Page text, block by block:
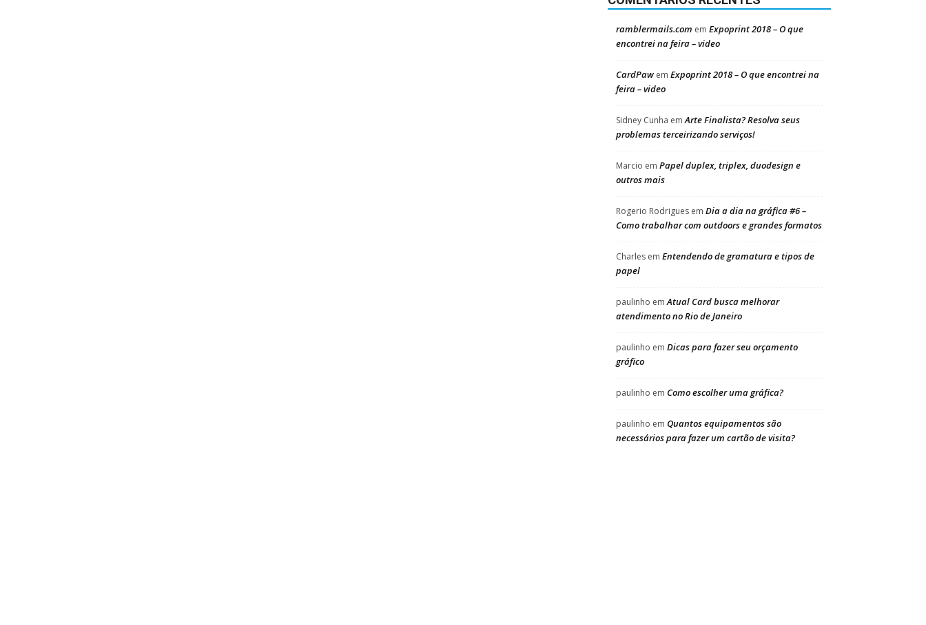
ramblermails.com em Expoprint 2018 – O que
encontrei na feira – video
CardPawem Expoprint 2018 – O que encontrei na
feira – video
Sidney Cunha emArte Finalista? Resolva seus
problemas terceirizando serviços!
Marcio em Papel duplex, triplex, duodesign e
outros mais
Rogerio Rodrigues em Dia a dia na gráfica #6 –
Como trabalhar com outdoors e grandes formatos
Charles em Entendendo de gramatura e tipos de
papel
paulinho emAtual Card busca melhorar
atendimento no Rio de Janeiro
paulinho em Dicas para fazer seu orçamento
gráfico
paulinho em Como escolher uma gráfica?
paulinho em Quantos equipamentos são
necessários para fazer um cartão de visita?